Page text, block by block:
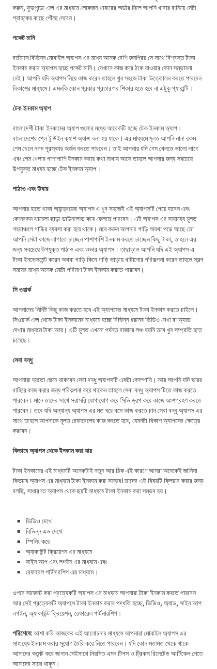
করুন, ফুডপান্ডা এপ্স এর মাধ্যমে লোকজন খাবারের অর্ডার দিলে আপনি খাবার বানিয়ে সেটা
গ্রাহকের কাছে পৌঁছে দেবেন।
পকেট মানি
বর্তমানে বিভিন্ন মোবাইল অ্যাপস এর মধ্যে অনেক বেশি জনপ্রিয় সে সাথে বিশ্বস্ত টাকা
ইনকাম করার অ্যাপস হচ্ছে পকেট মানি। যেখানে কাজ করে ঠকে যাওয়ার কোন সম্ভাবনা
নেই। আপনি যদি অ্যাপস নিয়ে কাজ করেন তাহলে খুব সহজে টাকা উত্তোলন করতে পারবেন
বিকাশের মাধ্যমে। এমনকি কোন প্রকার প্রতারণার শিকার হতে হবে না এটুকু গ্যারান্টি।
টেক ইনকাম অ্যাপ
বাংলাদেশী টাকা ইনকামের অ্যাপ গুলোর মধ্যে আরেকটি হচ্ছে টেক ইনকাম অ্যাপ।
বাংলাদেশের প্লে টু উইন ক্যাশ অ্যাপ্স বলা হয় যাকে। এর মাধ্যমে মূলত আপনি নানা রকম
গেম খেলে নগদ পুরস্কার অর্জন করতে পারবেন। তাই আপনার যদি গেম খেলতে ভালো লাগে
এবং গেম খেলার পাশাপাশি ইনকাম করার কথা মাথায় আসে তাহলে আপনার জন্য সবচেয়ে
উপযুক্ত মাধ্যম হচ্ছে টেক ইনকাম অ্যাপ।
পাঠাও এবং উবার
আপনার হাতে থাকা অ্যান্ড্রয়েড অ্যাপস এ খুব সহজেই এই অ্যাপসটি পেয়ে যাবেন এবং
কোনরকম ঝামেলা ছাড়া ডাউনলোড করে ফেলতে পারবেন। এই অ্যাপস এর সাহায্যে মূলত
শহরাঞ্চলে গাড়ির ব্যবসা করা হয়ে থাকে। মনে করুন আপনার গাড়ি অযথা পড়ে আছে তো
আপনি সেটা কাজে লাগাতে চাচ্ছেন পাশাপাশি ইনকাম করতে চাচ্ছেন কিছু টাকা, তাহলে এর
জন্য সবচেয়ে উপযুক্ত পাঠাও এবং ওভার অ্যাপস। তাছাড়াও আপনি যদি এই অ্যাপস এ
টাকা ইনভেসমেন্ট করেন অথবা গাড়ি কিনে গাড়ি ভাড়ায় খাটানোর পরিকল্পনা করেন তাহলে স্বল্প
সময়ের মধ্যে অনেক মোটা পরিমাণ টাকা ইনকাম করতে পারবেন।
সি ওয়ার্ক
আপনাদের নির্দিষ্ট কিছু কাজ করতে হবে এই অ্যাপসের মাধ্যমে টাকা ইনকাম করতে চাইলে।
সিওয়ার্ক এপ্স থেকে টাকা ইনকামের মাধ্যমে হচ্ছে বিভিন্ন ধরনের ভিডিও দেখা বা অ্যাড
দেখার মাধ্যমে টাকা আয়। এটি মূলত এখনো পর্যন্ত বাজারে লঞ্চ হয়নি তবে খুব সম্প্রতি হতে
চলেছে।
সেবা বন্ধু
আপনারা হয়তো জেনে থাকবেন সেবা বন্ধু অ্যাপসটি একটা কোম্পানি। আর আপনি যদি ঘরের
বাহিরে কাজ করার জন্য পরিকল্পনা করে থাকেন তাহলে সেবা বন্ধু অ্যাপস টিতে কাজ করতে
পারবেন। মানে তাদের সাথে সরাসরি যোগাযোগ করে সিভি ড্রপ করে কাজে অংশগ্রহণ করতে
পারবেন। তবে যদি অন্যান্য অ্যাপস এর মত ঘরে বসে কাজ করতে চান সেবা বন্ধু অ্যাপস এর
সাথে তাহলে আপনাকে মূলত রেফারেলের কাজ করতে হবে, যেমনটা বিকাশ অ্যাপসের ক্ষেত্রে
করবেন।
কিভাবে অ্যাপস থেকে ইনকাম করা যায়
টাকা ইনকামের এই মাধ্যমটি অনেকটাই নতুন আর ঠিক এই কারণে আমরা অনেকেই জানিনা
কিভাবে অ্যাপস এর মাধ্যমে টাকা ইনকাম করা সম্ভব! তাদের এই বিষয়টি ক্লিয়ার করার জন্য
বলছি, সাধারণত অ্যাপস থেকে ছয়টি মাধ্যমে টাকা ইনকাম করা সম্ভব হয়।
ভিডিও দেখে
বিভিন্ন এড দেখে
স্পিনিং করে
অ্যাকাউন্ট ক্রিয়েশন এর মাধ্যমে
সাইন আপ এবং লগইন এর মাধ্যমে এবং
রেফারেল পার্টনারশিপ এর মাধ্যমে।
ওপরে সাজেস্ট করা প্রত্যেকটি অ্যাপস এর মাধ্যমে আপনারা টাকা ইনকাম করতে পারবেন
আর সেই প্রত্যেকটি অ্যাপসে টাকা ইনকাম করার পদ্ধতি হচ্ছে, ভিডিও, অ্যাড, সাইন আপ
লগইন, অ্যাকাউন্ট ক্রিয়েশন, রেফারেল পার্টনারশিপ।
পরিশেষে:আশা করি আজকের এই আলোচনার মাধ্যমে আপনারা মোবাইল অ্যাপস এর
সাহায্যে ইনকাম করার সুযোগ তৈরি করে নিতে পারবেন। যদি কোন মতামত থেকে থাকে
আমাদের কমেন্ট করে জানান সেইসাথে নিয়মিত এমন টিপস ও ট্রিকস রিলেটেড আর্টিকেল পেতে
আমাদের সাথে থাকুন।